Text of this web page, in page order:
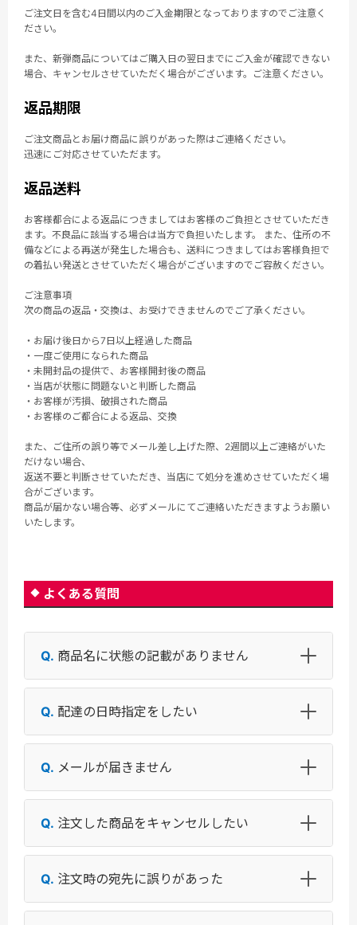
ご注文日を含む4日間以内のご入金期限となっておりますのでご注意く
ださい。
また、新弾商品についてはご購入日の翌日までにご入金が確認できない
場合、キャンセルさせていただく場合がございます。ご注意ください。
返品期限
ご注文商品とお届け商品に誤りがあった際はご連絡ください。
迅速にご対応させていただます。
返品送料
お客様都合による返品につきましてはお客様のご負担とさせていただき
ます。不良品に該当する場合は当方で負担いたします。 また、住所の不
備などによる再送が発生した場合も、送料につきましてはお客様負担で
の着払い発送とさせていただく場合がございますのでご容赦ください。
ご注意事項
次の商品の返品・交換は、お受けできませんのでご了承ください。
・お届け後日から7日以上経過した商品
・一度ご使用になられた商品
・未開封品の提供で、お客様開封後の商品
・当店が状態に問題ないと判断した商品
・お客様が汚損、破損された商品
・お客様のご都合による返品、交換
また、ご住所の誤り等でメール差し上げた際、2週間以上ご連絡がいた
だけない場合、
返送不要と判断させていただき、当店にて処分を進めさせていただく場
合がございます。
商品が届かない場合等、必ずメールにてご連絡いただきますようお願い
いたします。
よくある質問
商品名に状態の記載がありません
配達の日時指定をしたい
メールが届きません
注文した商品をキャンセルしたい
注文時の宛先に誤りがあった